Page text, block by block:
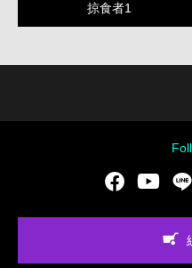
掠食者1
Facebook